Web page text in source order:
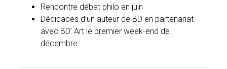
Rencontre débat philo en juin
Dédicaces d’un auteur de BD en partenariat
avec BD’ Art le premier week-end de
décembre